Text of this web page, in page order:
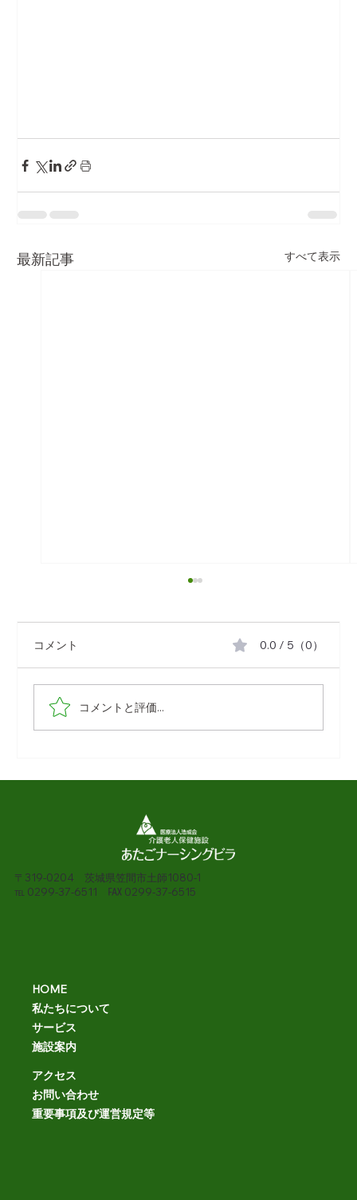
最新記事 すべて表示
マネジャー
コメント 0.0 / 5（0）
コメントと評価...
〒319-0204 茨城県笠間市土師1080-1
℡ 0299-37-6511 ℻ 0299-37-6515
HOME
私たちについて
サービス
施設案内
アクセス
お問い合わせ
重要事項及び運営規定等